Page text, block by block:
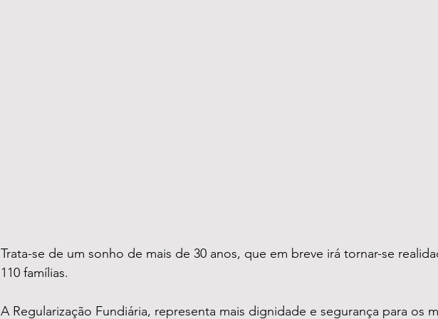
Trata-se de um sonho de mais de 30 anos, que em breve irá tornar-se
110 famílias.
A Regularização Fundiária, representa mais dignidade e segurança para os